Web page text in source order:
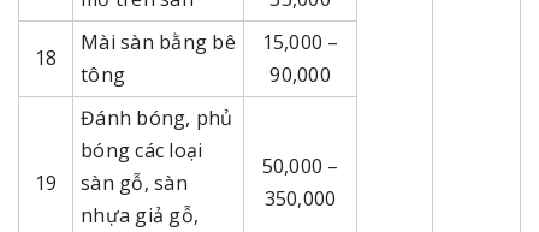
18
Mài sàn bằng bê
tông
15,000 –
90,000
19
Đánh bóng, phủ
bóng các loại
sàn gỗ, sàn
nhựa giả gỗ,
50,000 –
350,000